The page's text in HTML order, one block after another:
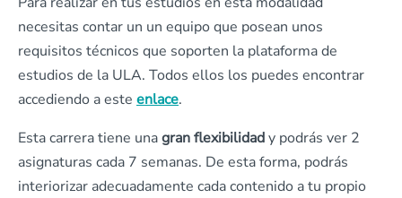
necesitas contar un un equipo que posean unos
requisitos técnicos que soporten la plataforma de
estudios de la ULA. Todos ellos los puedes encontrar
accediendo a este enlace.
Esta carrera tiene unagran flexibilidady podrás ver 2
asignaturas cada 7 semanas. De esta forma, podrás
interiorizar adecuadamente cada contenido a tu propio